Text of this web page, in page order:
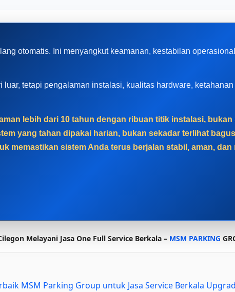
otomatis. Ini menyangkut keamanan, kestabilan
luar, tetapi pengalaman instalasi, kualitas hardware,
lebih dari 10 tahun dengan ribuan titik instalasi,
yang tahan dipakai harian, bukan sekadar terlihat
memastikan sistem Anda terus berjalan stabil, aman,
Melayani Jasa One Full Service Berkala – MSM PARKING
MSM Parking Group untuk Jasa Service Berkala